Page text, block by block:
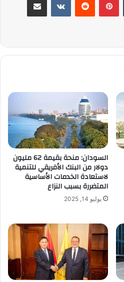
السودان: منحة بقيمة 62 مليون
دولار من البنك الأفريقي للتنمية
لاستعادة الخدمات الأساسية
المتضررة بسبب النزاع
يوليو 14, 2025